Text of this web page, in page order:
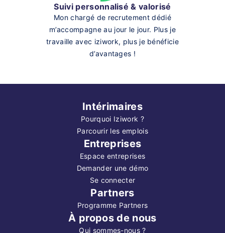
Suivi personnalisé & valorisé
Mon chargé de recrutement dédié
m’accompagne au jour le jour. Plus je
travaille avec iziwork, plus je bénéficie
d’avantages !
Intérimaires
Pourquoi Iziwork ?
Parcourir les emplois
Entreprises
Espace entreprises
Demander une démo
Se connecter
Partners
Programme Partners
À propos de nous
Qui sommes-nous ?